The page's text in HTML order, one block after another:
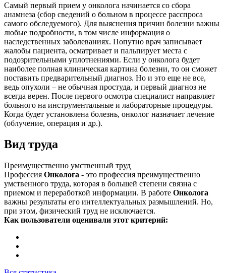
Самый первый прием у онколога начинается со сбора
анамнеза (сбор сведений о больном в процессе расспроса
самого обследуемого). Для выяснения причин болезни важны
любые подробности, в том числе информация о
наследственных заболеваниях. Попутно врач записывает
жалобы пациента, осматривает и пальпирует места с
подозрительными уплотнениями. Если у онколога будет
наиболее полная клиническая картина болезни, то он сможет
поставить предварительный диагноз. Но и это еще не все,
ведь опухоли – не обычная простуда, и первый диагноз не
всегда верен. После первого осмотра специалист направляет
больного на инструментальные и лабораторные процедуры.
Когда будет установлена болезнь, онколог назначает лечение
(облучение, операция и др.).
Вид труда
Преимущественно умственный труд
Профессия Онколога - это профессия преимущественно
умственного труда, которая в большей степени связна с
приемом и переработкой информации. В работе Онколога
важны результаты его интеллектуальных размышлений. Но,
при этом, физический труд не исключается.
Как пользователи оценивали этот критерий: